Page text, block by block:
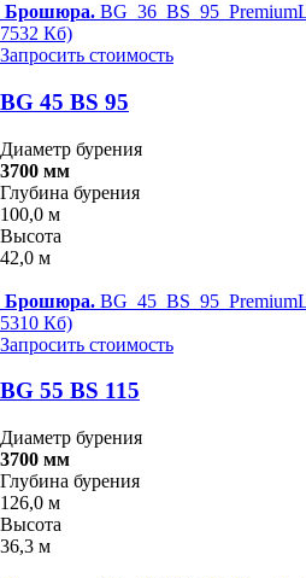
Брошюра.
7532 Кб)
Запросить стоимость
BG 45 BS 95
Диаметр бурения
3700 мм
Глубина бурения
100,0 м
Высота
42,0 м
Брошюра.
5310 Кб)
Запросить стоимость
BG 55 BS 115
Диаметр бурения
3700 мм
Глубина бурения
126,0 м
Высота
36,3 м